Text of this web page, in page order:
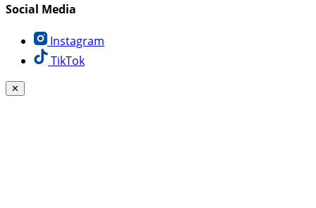
Social Media
Instagram
TikTok
✕